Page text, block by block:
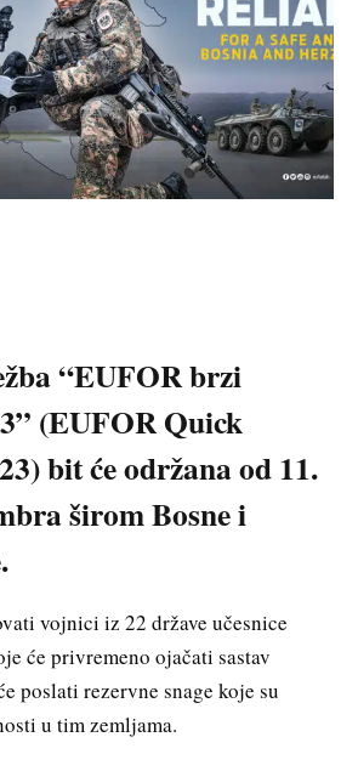
“EUFOR brzi
(EUFOR Quick
bit će održana od 11.
širom Bosne i
vojnici iz 22 države učesnice
će privremeno ojačati sastav
poslati rezervne snage koje su
u tim zemljama.